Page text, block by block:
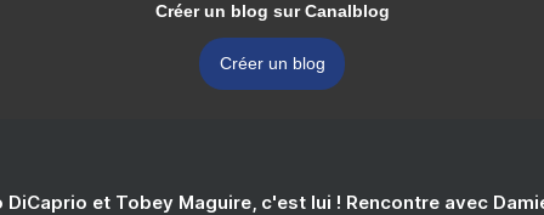
Créer un blog sur Canalblog
Créer un blog
DiCaprio et Tobey Maguire, c'est lui ! Rencontre avec